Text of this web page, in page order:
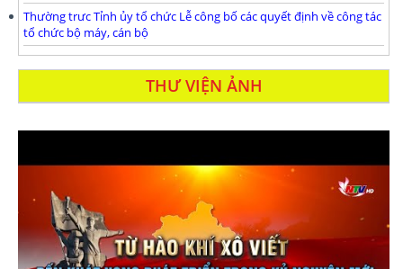
Thường trưc Tỉnh ủy tổ chức Lễ công bố các quyết định về công tác
tổ chức bộ máy, cán bộ
THƯ VIỆN ẢNH